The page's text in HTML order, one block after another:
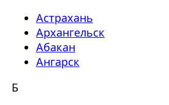
Астрахань
Архангельск
Абакан
Ангарск
Б